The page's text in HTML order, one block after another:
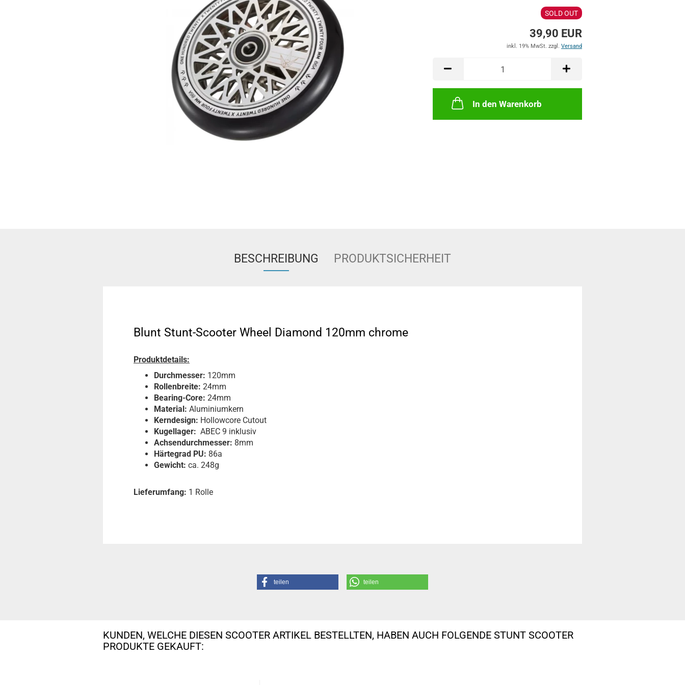
SOLD OUT
39,90 EUR
inkl. 19% MwSt. zzgl. Versand
In den Warenkorb
BESCHREIBUNG PRODUKTSICHERHEIT
Blunt Stunt-Scooter Wheel Diamond 120mm chrome
Produktdetails:
Durchmesser: 120mm
Rollenbreite: 24mm
Bearing-Core: 24mm
Material: Aluminiumkern
Kerndesign: Hollowcore Cutout
Kugellager: ABEC 9 inklusiv
Achsendurchmesser: 8mm
Härtegrad PU: 86a
Gewicht: ca. 248g
Lieferumfang: 1 Rolle
teilen teilen
KUNDEN, WELCHE DIESEN SCOOTER ARTIKEL BESTELLTEN, HABEN AUCH FOLGENDE STUNT SCOOTER
PRODUKTE GEKAUFT: